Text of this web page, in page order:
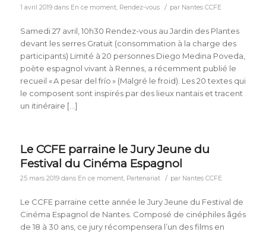
1 avril 2019 dans En ce moment, Rendez-vous / par Nantes CCFE
Samedi 27 avril, 10h30 Rendez-vous au Jardin des Plantes
devant les serres Gratuit (consommation à la charge des
participants) Limité à 20 personnes Diego Medina Poveda,
poète espagnol vivant à Rennes, a récemment publié le
recueil « A pesar del frío » (Malgré le froid). Les 20 textes qui
le composent sont inspirés par des lieux nantais et tracent
un itinéraire […]
Le CCFE parraine le Jury Jeune du
Festival du Cinéma Espagnol
25 mars 2019 dans En ce moment, Partenariat / par Nantes CCFE
Le CCFE parraine cette année le Jury Jeune du Festival de
Cinéma Espagnol de Nantes. Composé de cinéphiles âgés
de 18 à 30 ans, ce jury récompensera l’un des films en